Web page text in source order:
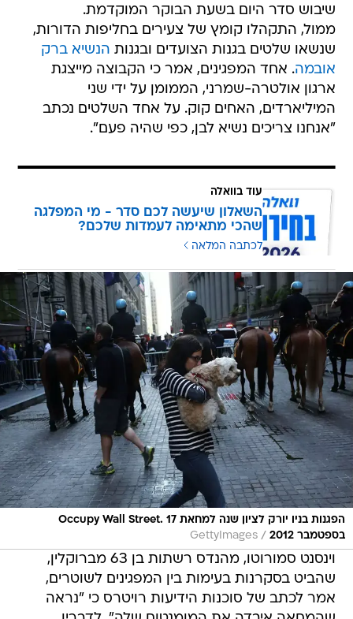
שיבוש סדר היום בשעת הבוקר המוקדמת.
ממול, התקהלו קומץ של צעירים בחליפות הדורות,
שנשאו שלטים בגנות הצועדים ובגנות הנשיא ברק
אובמה. אחד המפגינים, אמר כי הקבוצה מייצגת
ארגון אולטרה-שמרני, הממומן על ידי שני
המיליארדים, האחים קוק. על אחד השלטים נכתב
"אנחנו צריכים נשיא לבן, כפי שהיה פעם".
עוד בוואלה
השאלון שיעשה לכם סדר - מי המפלגה
שהכי מתאימה לעמדות שלכם?
לכתבה המלאה
הפגנות בניו יורק לציון שנה למחאת Occupy Wall Street. 17
בספטמבר 2012
/
GettyImages
וינסנט סמורוטו, מהנדס רשתות בן 63 מברוקלין,
שהביט בסקרנות בעימות בין המפגינים לשוטרים,
אמר לכתב של סוכנות הידיעות רויטרס כי "נראה